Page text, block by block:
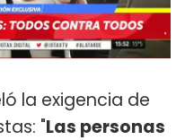
la exigencia de
"Las personas